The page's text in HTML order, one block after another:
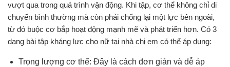
vượt qua trong quá trình vận động. Khi tập, cơ thể không chỉ di
chuyển bình thường mà còn phải chống lại một lực bên ngoài,
từ đó buộc cơ bắp hoạt động mạnh mẽ và phát triển hơn. Có 3
dạng bài tập kháng lực cho nữ tại nhà chị em có thể áp dụng:
Trọng lượng cơ thể: Đây là cách đơn giản và dễ áp